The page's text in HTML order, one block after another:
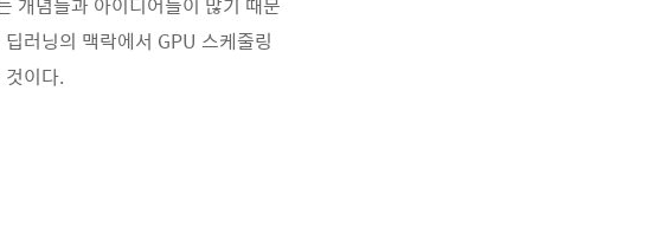
러닝의 맥락에서 GPU 스케줄링
이다.